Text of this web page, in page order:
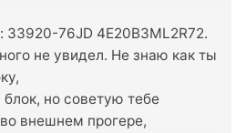
33920-76JD 4E20B3ML2R72.
не увидел. Не знаю как ты
но советую тебе
во внешнем прогере,